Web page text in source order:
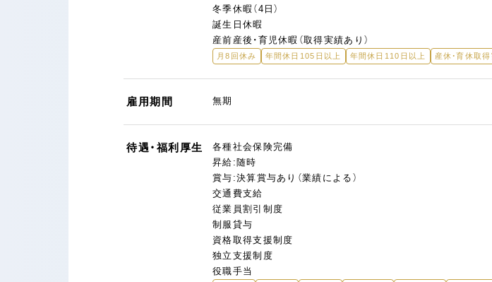
冬季休暇（4日）
誕生日休暇
産前産後・育児休暇（取得実績あり）
月8回休み 年間休日105日以上 年間休日110日以上 産休・育休取
雇用期間 無期
待遇・福利厚生
各種社会保険完備
昇給:随時
賞与:決算賞与あり（業績による）
交通費支給
従業員割引制度
制服貸与
資格取得支援制度
独立支援制度
役職手当